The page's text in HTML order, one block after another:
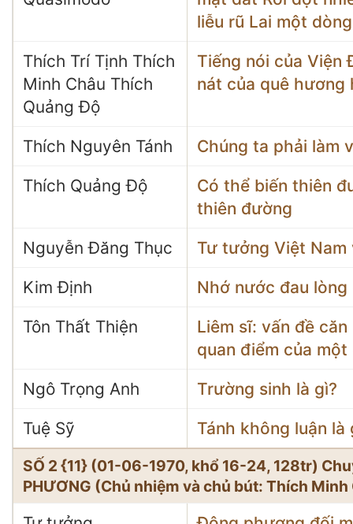
liễu rũ Lai một
Thích Trí Tịnh Thích
Minh Châu Thích
Quảng Độ
Tiếng nói của Viện
nát của quê hương
Thích Nguyên Tánh
Chúng ta phải làm
Thích Quảng Độ
Có thể biến thiên
thiên đường
Nguyễn Đăng Thục
Tư tưởng Việt
Kim Định
Nhớ nước đau
Tôn Thất Thiện
Liêm sĩ: vấn đề
quan điểm của
Ngô Trọng Anh
Trường sinh là gì?
Tuệ Sỹ
Tánh không luận là
SỐ 2 {11} (01-06-1970, khổ 16-24, 128tr)
PHƯƠNG (Chủ nhiệm và chủ bút: Thích Minh